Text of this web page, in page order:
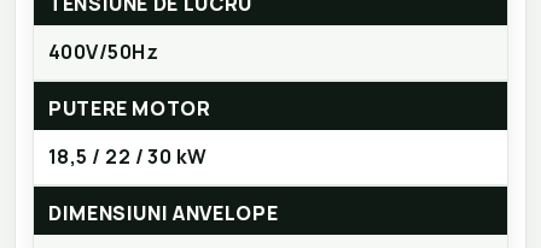
400V/50Hz
PUTERE MOTOR
18,5 / 22 / 30 kW
DIMENSIUNI ANVELOPE